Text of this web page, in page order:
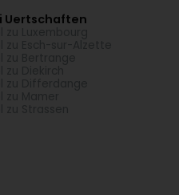
Uertschaften